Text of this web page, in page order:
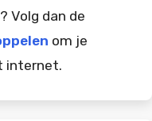
Volg dan de
om je
internet.